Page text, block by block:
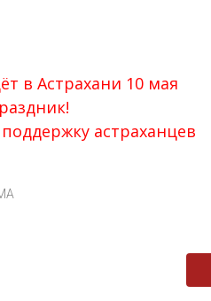
в Астрахани 10 мая
астраханцев